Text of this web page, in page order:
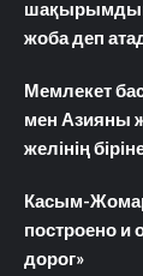
жоба деп
Мемлекет
мен Азияны
желінің
Касым-
построено и
дорог»